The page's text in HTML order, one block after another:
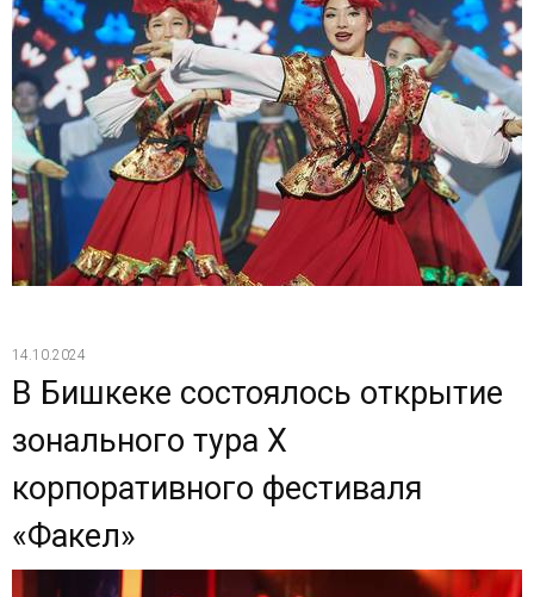
14.10.2024
В Бишкеке состоялось открытие
зонального тура X
корпоративного фестиваля
«Факел»